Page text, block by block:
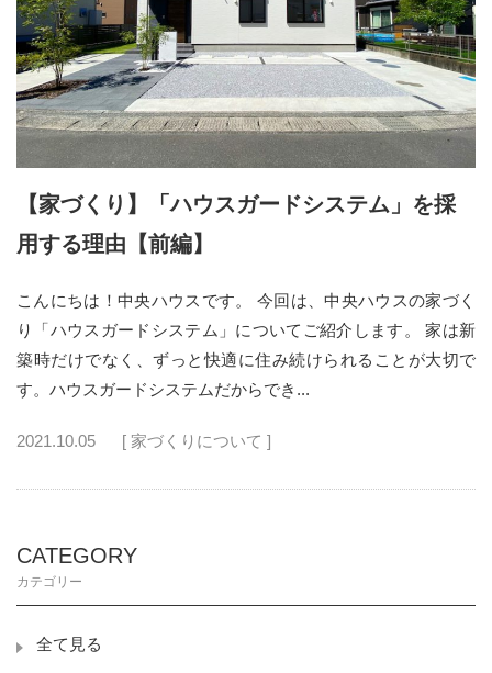
CATEGORY
カテゴリー
全て見る
【家づくり】「ハウスガードシステム」を採
用する理由【前編】
こんにちは！中央ハウスです。 今回は、中央ハウスの家づく
り「ハウスガードシステム」についてご紹介します。 家は新
築時だけでなく、ずっと快適に住み続けられることが大切で
す。ハウスガードシステムだからでき...
2021.10.05 [ 家づくりについて ]